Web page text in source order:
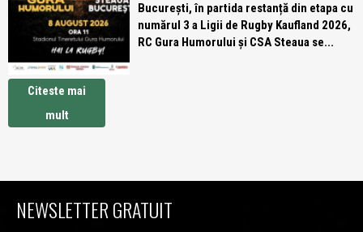
București, în partida restanță din etapa cu
numărul 3 a Ligii de Rugby Kaufland 2026,
RC Gura Humorului și CSA Steaua se...
Citeste mai
mult
NEWSLETTER GRATUIT